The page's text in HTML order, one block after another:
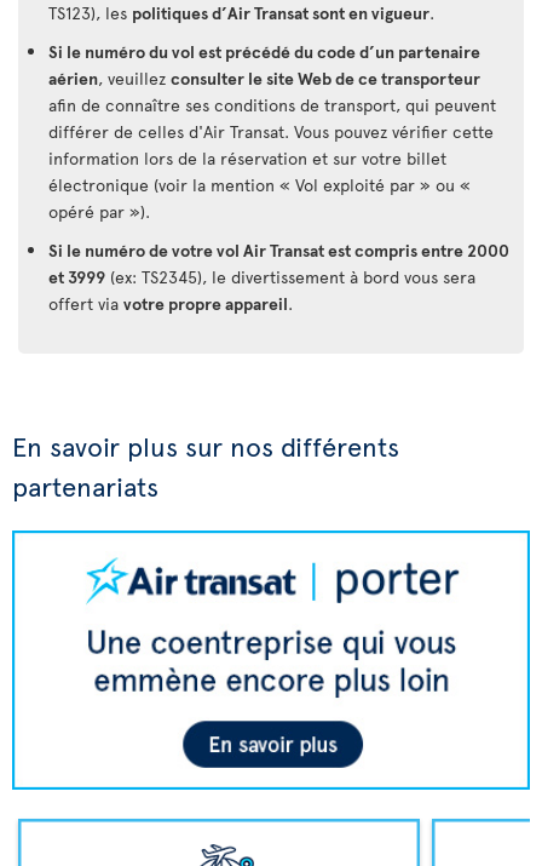
TS123), les politiques d’Air Transat sont en vigueur.
Si le numéro du vol est précédé du code d’un partenaire
aérien, veuillez consulter le site Web de ce transporteur
afin de connaître ses conditions de transport, qui peuvent
différer de celles d'Air Transat. Vous pouvez vérifier cette
information lors de la réservation et sur votre billet
électronique (voir la mention « Vol exploité par » ou «
opéré par »).
Si le numéro de votre vol Air Transat est compris entre 2000
et 3999 (ex: TS2345), le divertissement à bord vous sera
offert via votre propre appareil.
En savoir plus sur nos différents
partenariats